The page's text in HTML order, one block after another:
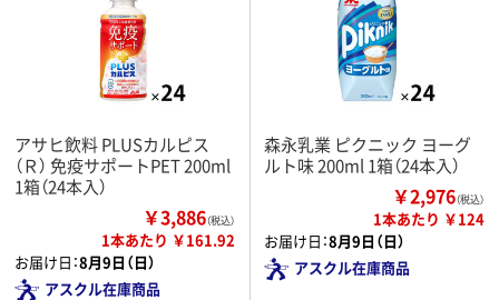
アサヒ飲料 PLUSカルピス
（Ｒ） 免疫サポートPET 200ml
1箱（24本入）
￥3,886（税込）
1本あたり ￥161.92
お届け日：8月9日（日）
アスクル在庫商品
森永乳業 ピクニック ヨーグ
ルト味 200ml 1箱（24本入）
￥2,976（税込）
1本あたり ￥124
お届け日：8月9日（日）
アスクル在庫商品